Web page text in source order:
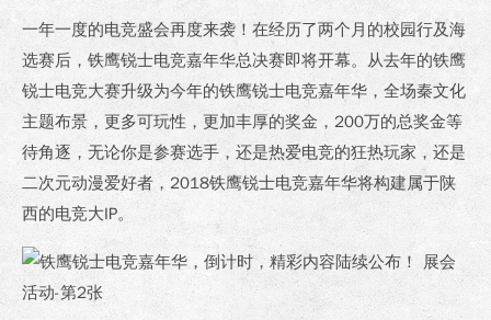
一年一度的电竞盛会再度来袭！在经历了两个月的校园行及海
选赛后，铁鹰锐士电竞嘉年华总决赛即将开幕。从去年的铁鹰
锐士电竞大赛升级为今年的铁鹰锐士电竞嘉年华，全场秦文化
主题布景，更多可玩性，更加丰厚的奖金，200万的总奖金等
待角逐，无论你是参赛选手，还是热爱电竞的狂热玩家，还是
二次元动漫爱好者，2018铁鹰锐士电竞嘉年华将构建属于陕
西的电竞大IP。